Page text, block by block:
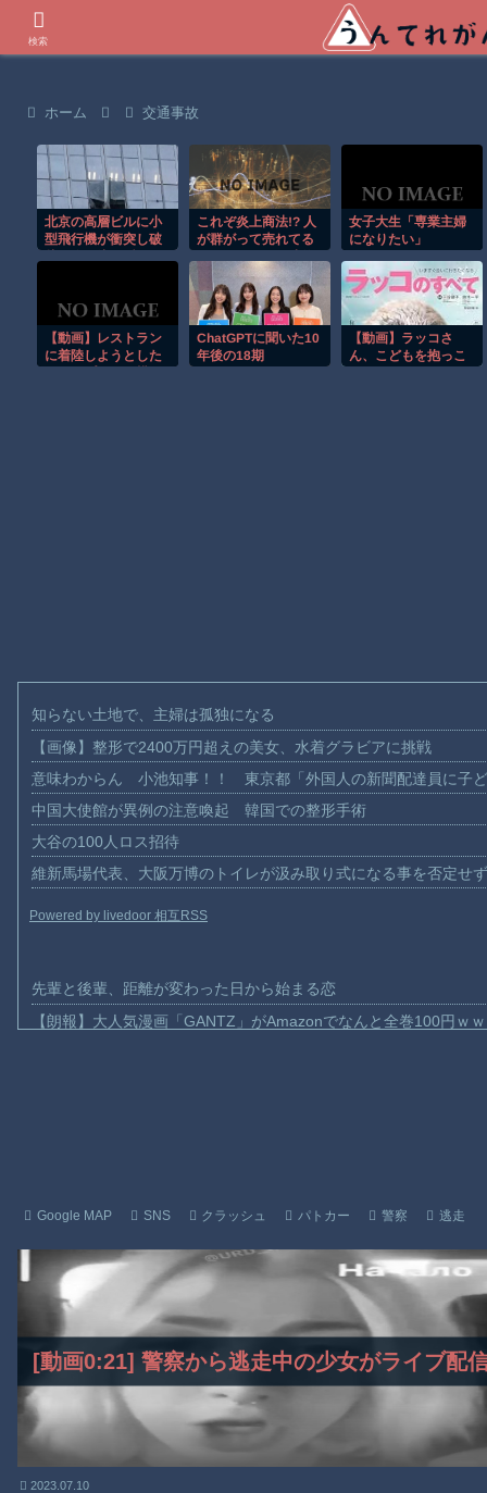
ホーム 交通事故
北京の高層ビルに小
型飛行機が衝突し破
これぞ炎上商法!? 人
が群がって売れてる
テクニックｗ
女子大生「専業主婦
になりたい」
【動画】レストラン
に着陸しようとした
ChatGPTに聞いた10
年後の18期
【動画】ラッコさ
ん、こどもを抱っこ
知らない土地で、主婦は孤独になる
【画像】整形で2400万円超えの美女、水着グラビアに挑戦
意味わからん 小池知事！！ 東京都「外国人の新聞配達員に子
中国大使館が異例の注意喚起 韓国での整形手術
大谷の100人ロス招待
維新馬場代表、大阪万博のトイレが汲み取り式になる事を否定せ
Powered by livedoor 相互RSS
先輩と後輩、距離が変わった日から始まる恋
【朗報】大人気漫画「GANTZ」がAmazonでなんと全巻100円ｗ
【動画】メキシコのインフルエンサー、ライブ配信中に襲撃され
【謎】広島県が頑なに「はだしのゲンコラボ喫茶」をやらない理
ヒロインが死ぬアニメって四月は君の嘘くらいしかないような
Powered by livedoor 相互RSS
Google MAP SNS クラッシュ パトカー 警察 逃走
[動画0:21] 警察から逃走中の少女がライブ配
2023.07.10
検索